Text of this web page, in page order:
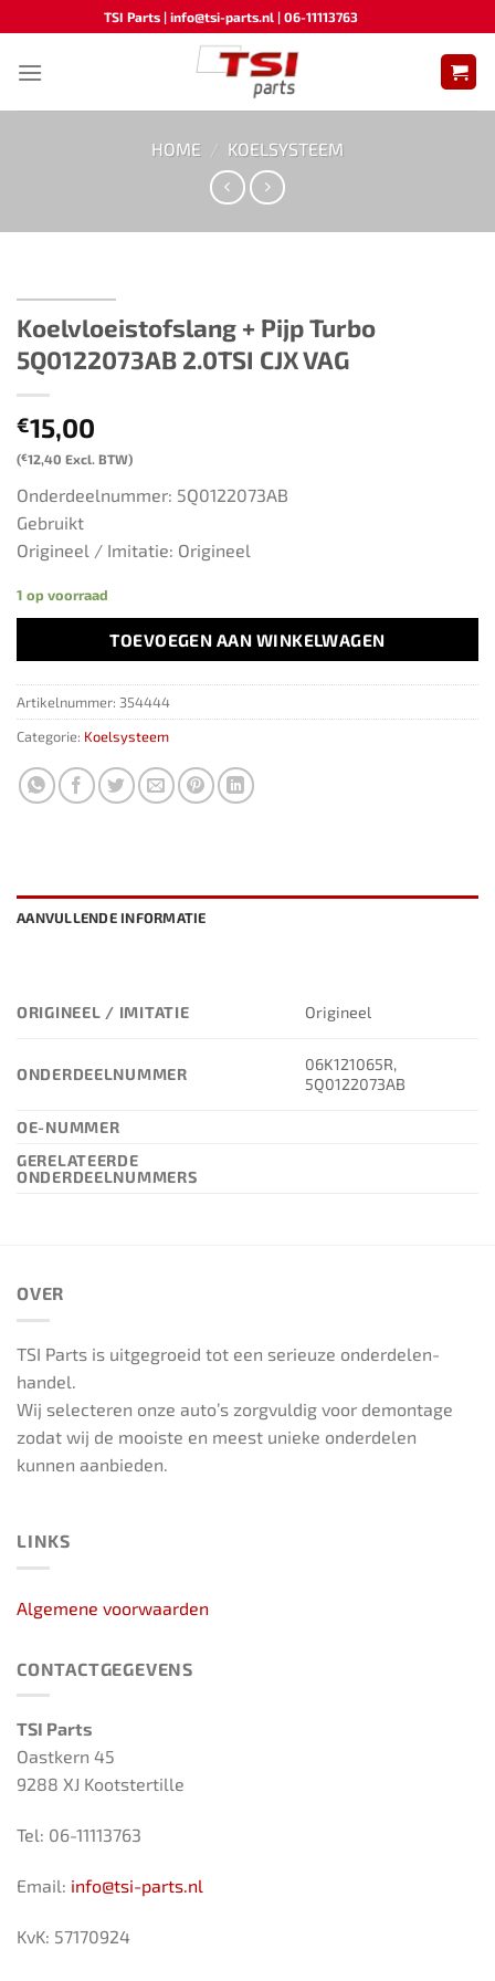
naar
inhoud
TSI Parts | info@tsi-parts.nl | 06-11113763
HOME / KOELSYSTEEM
Koelvloeistofslang + Pijp Turbo
5Q0122073AB 2.0TSI CJX VAG
€15,00
(€12,40 Excl. BTW)
Onderdeelnummer: 5Q0122073AB
Gebruikt
Origineel / Imitatie: Origineel
1 op voorraad
TOEVOEGEN AAN WINKELWAGEN
Artikelnummer: 354444
Categorie: Koelsysteem
AANVULLENDE INFORMATIE
ORIGINEEL / IMITATIE Origineel
ONDERDEELNUMMER
06K121065R,
5Q0122073AB
OE-NUMMER
GERELATEERDE
ONDERDEELNUMMERS
OVER
TSI Parts is uitgegroeid tot een serieuze onderdelen-
handel.
Wij selecteren onze auto’s zorgvuldig voor demontage
zodat wij de mooiste en meest unieke onderdelen
kunnen aanbieden.
LINKS
Algemene voorwaarden
CONTACTGEGEVENS
TSI Parts
Oastkern 45
9288 XJ Kootstertille
Tel: 06-11113763
Email: info@tsi-parts.nl
KvK: 57170924